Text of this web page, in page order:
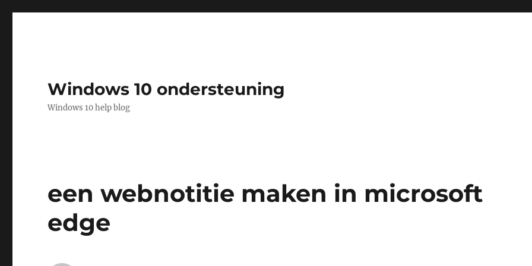
Windows 10 ondersteuning
Windows 10 help blog
een webnotitie maken in microsoft
edge